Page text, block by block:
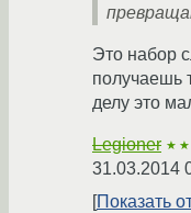
Это набор
получаешь
делу это
Legioner
31.03.2014
Показать